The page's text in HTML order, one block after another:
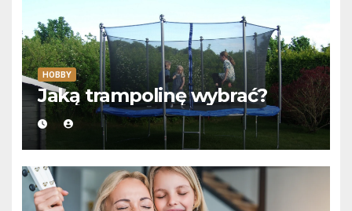
HOBBY
Jaką trampolinę wybrać?